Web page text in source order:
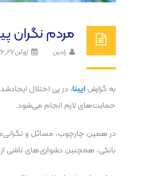
مردم نگران
رادین ژوئن 27, 2026
به گزارشایبنا، در پی اختلال
حمایت‌های لازم انجام می‌شود.
در همین چارچوب، مسائل و
بانکی، همچنین دشواری‌های ناشی